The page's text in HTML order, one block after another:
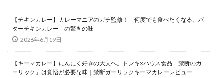
【チキンカレー】カレーマニアのガチ監修！「何度でも食べたくなる、バ
ターチキンカレー」の驚きの味
2026年6月19日
【キーマカレー】にんにく好きの大人へ。ドンキ×ハウス食品「禁断のガ
ーリック」は覚悟が必要な味｜禁断ガーリックキーマカレーレビュー